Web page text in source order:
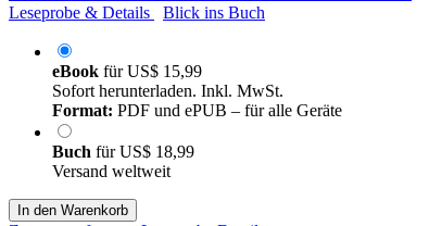
Leseprobe & Details
Blick ins Buch
eBook fürUS$ 15,99
Sofort herunterladen. Inkl. MwSt.
Format: PDF und ePUB – für alle Geräte
Buch fürUS$ 18,99
Versand weltweit
In den Warenkorb